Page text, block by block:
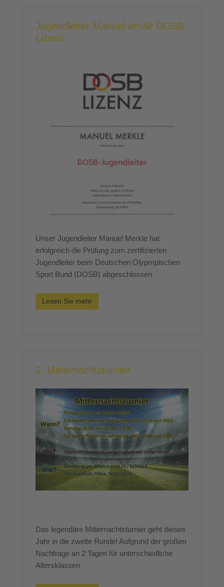
Jugendleiter Manuel erhält DOSB
Lizenz
Unser Jugendleiter Manuel Merkle hat
erfolgreich die Prüfung zum zertifizierten
Jugendleiter beim Deutschen Olypmpischen
Sport Bund (DOSB) abgeschlossen
Lesen Sie mehr
2. Mitternachtsturnier
Das legendäre Mitternachtsturnier geht dieses
Jahr in die zweite Runde! Aufgrund der großen
Nachfrage an 2 Tagen für unterschiedliche
Altersklassen